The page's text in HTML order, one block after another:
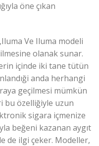
öne çıkan
Ve Iluma modeli
olanak sunar.
içinde iki tane tütün
anda herhangi
geçilmesi mümkün
bu özelliğiyle uzun
sigara içmenize
beğeni kazanan aygıt
de ilgi çeker. Modeller,